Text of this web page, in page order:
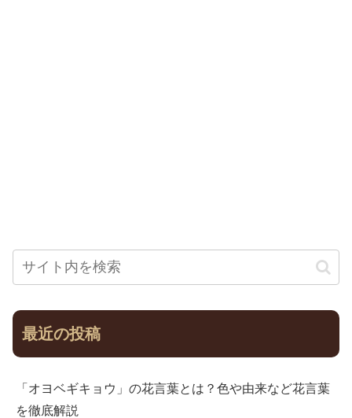
最近の投稿
「オヨベギキョウ」の花言葉とは？色や由来など花言葉
を徹底解説